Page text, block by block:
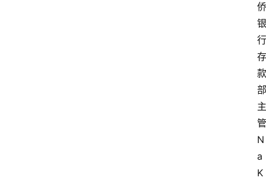
侨
银
行
存
款
部
主
管
N
a
K